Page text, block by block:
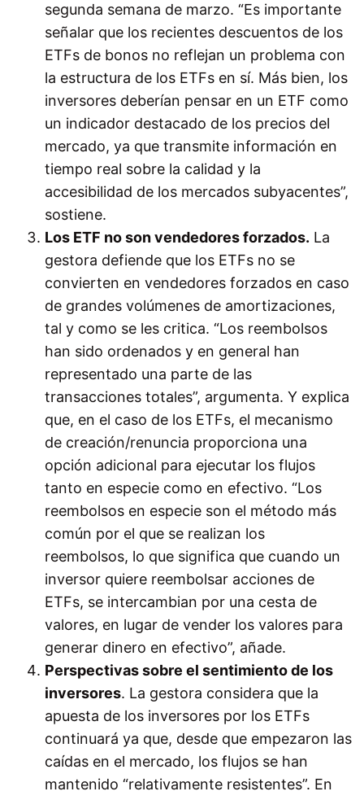
segunda semana de marzo. “Es importante
señalar que los recientes descuentos de los
ETFs de bonos no reflejan un problema con
la estructura de los ETFs en sí. Más bien, los
inversores deberían pensar en un ETF como
un indicador destacado de los precios del
mercado, ya que transmite información en
tiempo real sobre la calidad y la
accesibilidad de los mercados subyacentes”,
sostiene.
Los ETF no son vendedores forzados. La
gestora defiende que los ETFs no se
convierten en vendedores forzados en caso
de grandes volúmenes de amortizaciones,
tal y como se les critica. “Los reembolsos
han sido ordenados y en general han
representado una parte de las
transacciones totales”, argumenta. Y explica
que, en el caso de los ETFs, el mecanismo
de creación/renuncia proporciona una
opción adicional para ejecutar los flujos
tanto en especie como en efectivo. “Los
reembolsos en especie son el método más
común por el que se realizan los
reembolsos, lo que significa que cuando un
inversor quiere reembolsar acciones de
ETFs, se intercambian por una cesta de
valores, en lugar de vender los valores para
generar dinero en efectivo”, añade.
Perspectivas sobre el sentimiento de los
inversores. La gestora considera que la
apuesta de los inversores por los ETFs
continuará ya que, desde que empezaron las
caídas en el mercado, los flujos se han
mantenido “relativamente resistentes”. En